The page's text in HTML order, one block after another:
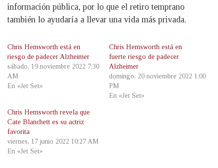
información pública, por lo que el retiro temprano
también lo ayudaría a llevar una vida más privada.
Chris Hemsworth está en
riesgo de padecer Alzheimer
sábado, 19 noviembre 2022 7:30
AM
En «Jet Set»
Chris Hemsworth está en
fuerte riesgo de padecer
Alzheimer
domingo, 20 noviembre 2022 1:00
PM
En «Jet Set»
Chris Hemsworth revela que
Cate Blanchett es su actriz
favorita
viernes, 17 junio 2022 10:27 AM
En «Jet Set»